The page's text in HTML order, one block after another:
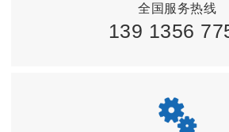
全国服务热线
139 1356